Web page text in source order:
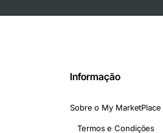
Informação
Sobre o My MarketPlace
Termos e Condições